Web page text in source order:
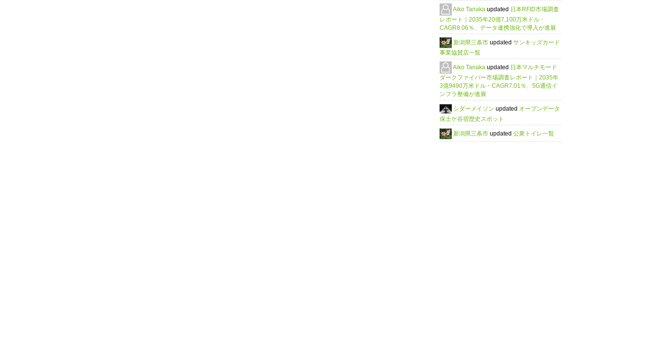
Aiko Tanaka updated 日本RFID市場調査
レポート｜2035年20億7,100万米ドル・
CAGR8.06％、データ連携強化で導入が進展
新潟県三条市 updated サンキッズカード
事業協賛店一覧
Aiko Tanaka updated 日本マルチモード
ダークファイバー市場調査レポート｜2035年
3億9490万米ドル・CAGR7.01％、5G通信イ
ンフラ整備が進展
シダーメイソン updated オープンデータ
保土ケ谷宿歴史スポット
新潟県三条市 updated 公衆トイレ一覧